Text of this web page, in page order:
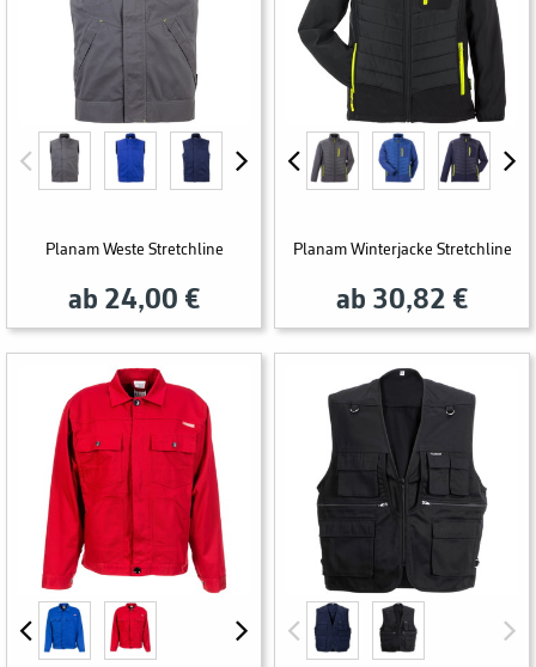
Planam Weste Stretchline
ab 24,00 €
Planam Winterjacke Stretchline
ab 30,82 €